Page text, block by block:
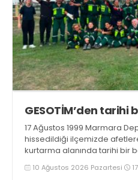
GESOTİM’den tarihi
17 Ağustos 1999 Marmara
hissedildiği ilçemizde
kurtarma alanında tarihi bir
Gölcük Arama Kurtarma
bünyesindeki 4. arama-
10 Ağustos 2026 Pazartesi